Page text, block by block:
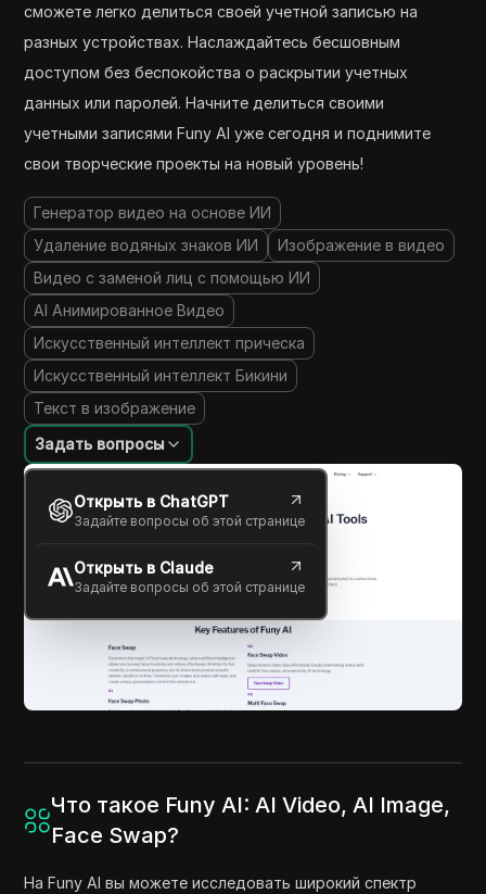
сможете легко делиться своей учетной записью на
разных устройствах. Наслаждайтесь бесшовным
доступом без беспокойства о раскрытии учетных
данных или паролей. Начните делиться своими
учетными записями Funy AI уже сегодня и поднимите
свои творческие проекты на новый уровень!
Генератор видео на основе ИИ
Удаление водяных знаков ИИ
Изображение в видео
Видео с заменой лиц с помощью ИИ
AI Анимированное Видео
Искусственный интеллект прическа
Искусственный интеллект Бикини
Текст в изображение
Задать вопросы
Открыть в ChatGPT
Задайте вопросы об этой странице
Открыть в Claude
Задайте вопросы об этой странице
Что такое Funy AI: AI Video, AI Image,
Face Swap?
На Funy AI вы можете исследовать широкий спектр